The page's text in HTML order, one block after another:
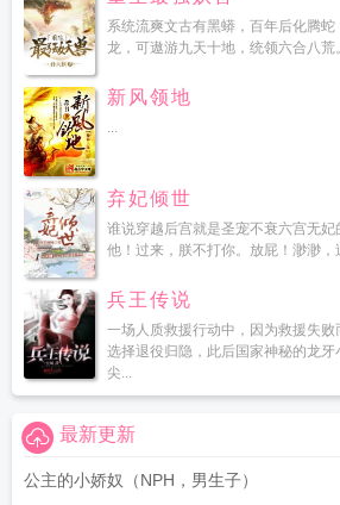
系统流爽文古有黑蟒，百年后化腾
龙，可遨游九天十地，统领六合八
新风领地
...
弃妃倾世
谁说穿越后宫就是圣宠不衰六宫无
他！过来，朕不打你。放屁！渺渺，
兵王传说
一场人质救援行动中，因为救援失
选择退役归隐，此后国家神秘的龙
尖...
最新更新
公主的小娇奴（NPH，男生子）